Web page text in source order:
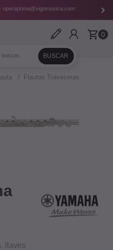
· operaprima@vigomusica.com
0
Flautas Traveseras
llaves